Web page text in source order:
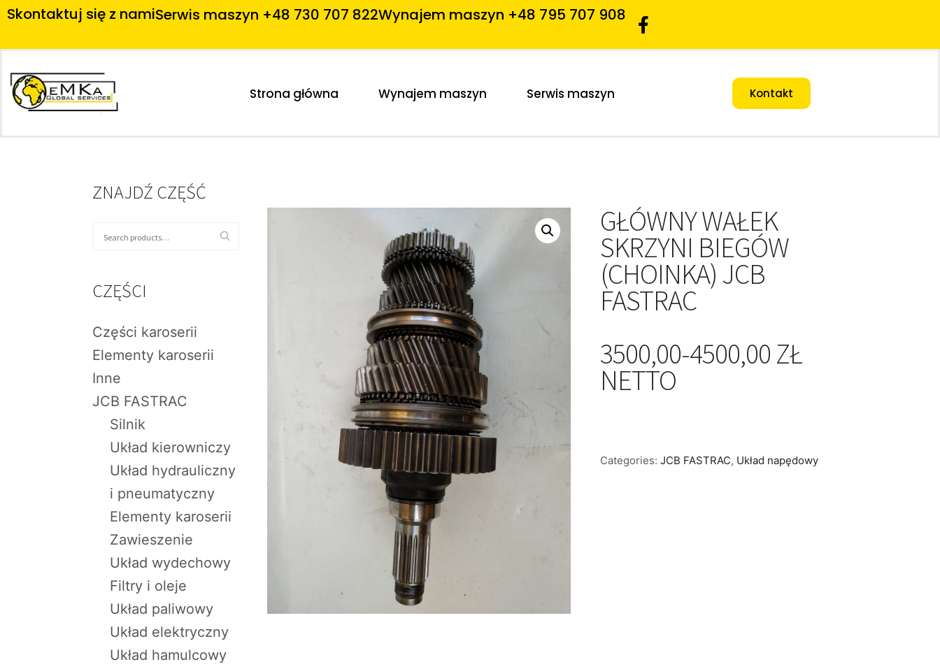
Skontaktuj się z namiSerwis maszyn +48 730 707 822Wynajem maszyn +48 795 707 908
Strona główna Wynajem maszyn Serwis maszyn Kontakt
GŁÓWNY WAŁEK
SKRZYNI BIEGÓW
(CHOINKA) JCB
FASTRAC
3500,00-4500,00 ZŁ
NETTO
Categories: JCB FASTRAC, Układ napędowy
ZNAJDŹ CZĘŚĆ
CZĘŚCI
Części karoserii
Elementy karoserii
Inne
JCB FASTRAC
Silnik
Układ kierowniczy
Układ hydrauliczny
i pneumatyczny
Elementy karoserii
Zawieszenie
Układ wydechowy
Filtry i oleje
Układ paliwowy
Układ elektryczny
Układ hamulcowy